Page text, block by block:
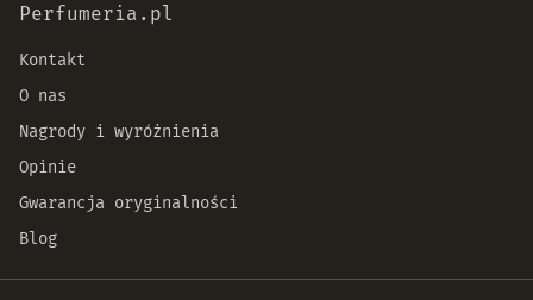
Perfumeria.pl
Kontakt
O nas
Nagrody i wyróżnienia
Opinie
Gwarancja oryginalności
Blog